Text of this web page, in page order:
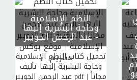
الشريف pdf مجاناً | المكتبة
الإسلامية | موقع بوكس
ستريم
النظم الإسلامية
وحاجة البشرية إليها
- عبد الرحمن الجويبر
تحميل كتاب النظم الإسلامية
وحاجة البشرية إليها تأليف
عبد الرحمن الجويبر pdf مجاناً |